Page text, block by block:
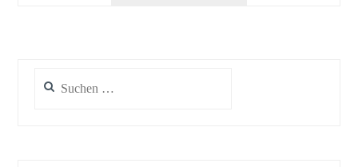
nach: